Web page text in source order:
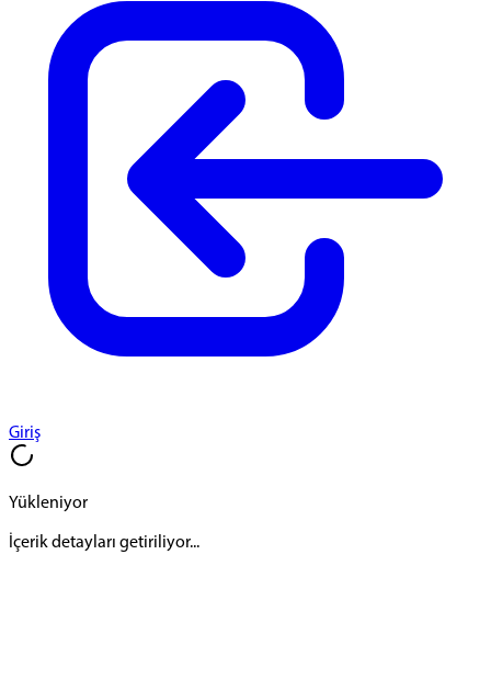
Giriş
Yükleniyor
İçerik detayları getiriliyor...